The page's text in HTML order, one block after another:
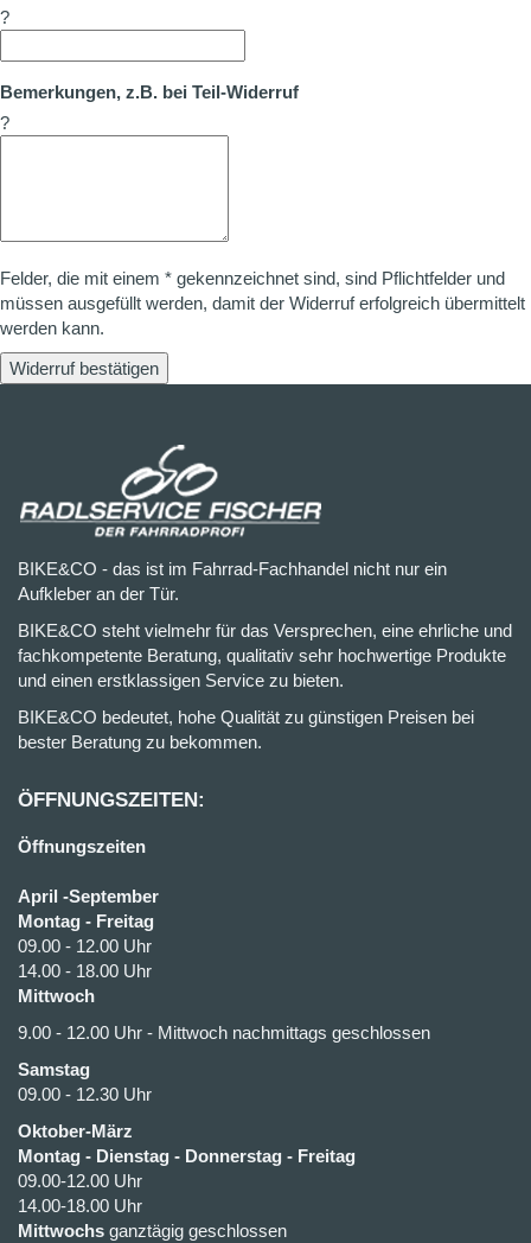
?
Bemerkungen, z.B. bei Teil-Widerruf
?
Felder, die mit einem * gekennzeichnet sind, sind Pflichtfelder und
müssen ausgefüllt werden, damit der Widerruf erfolgreich übermittelt
werden kann.
Widerruf bestätigen
BIKE&CO - das ist im Fahrrad-Fachhandel nicht nur ein
Aufkleber an der Tür.
BIKE&CO steht vielmehr für das Versprechen, eine ehrliche und
fachkompetente Beratung, qualitativ sehr hochwertige Produkte
und einen erstklassigen Service zu bieten.
BIKE&CO bedeutet, hohe Qualität zu günstigen Preisen bei
bester Beratung zu bekommen.
ÖFFNUNGSZEITEN:
Öffnungszeiten
April -September
Montag - Freitag
09.00 - 12.00 Uhr
14.00 - 18.00 Uhr
Mittwoch
9.00 - 12.00 Uhr - Mittwoch nachmittags geschlossen
Samstag
09.00 - 12.30 Uhr
Oktober-März
Montag - Dienstag - Donnerstag - Freitag
09.00-12.00 Uhr
14.00-18.00 Uhr
Mittwochs ganztägig geschlossen